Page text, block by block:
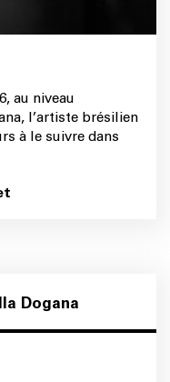
au niveau
l’artiste brésilien
à le suivre dans
Dogana